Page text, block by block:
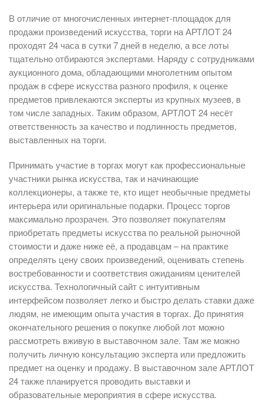
В отличие от многочисленных интернет-площадок для
продажи произведений искусства, торги на АРТЛОТ 24
проходят 24 часа в сутки 7 дней в неделю, а все лоты
тщательно отбираются экспертами. Наряду с сотрудниками
аукционного дома, обладающими многолетним опытом
продаж в сфере искусства разного профиля, к оценке
предметов привлекаются эксперты из крупных музеев, в
том числе западных. Таким образом, АРТЛОТ 24 несёт
ответственность за качество и подлинность предметов,
выставленных на торги.
Принимать участие в торгах могут как профессиональные
участники рынка искусства, так и начинающие
коллекционеры, а также те, кто ищет необычные предметы
интерьера или оригинальные подарки. Процесс торгов
максимально прозрачен. Это позволяет покупателям
приобретать предметы искусства по реальной рыночной
стоимости и даже ниже её, а продавцам – на практике
определять цену своих произведений, оценивать степень
востребованности и соответствия ожиданиям ценителей
искусства. Технологичный сайт с интуитивным
интерфейсом позволяет легко и быстро делать ставки даже
людям, не имеющим опыта участия в торгах. До принятия
окончательного решения о покупке любой лот можно
рассмотреть вживую в выставочном зале. Там же можно
получить личную консультацию эксперта или предложить
предмет на оценку и продажу. В выставочном зале АРТЛОТ
24 также планируется проводить выставки и
образовательные мероприятия в сфере искусства.